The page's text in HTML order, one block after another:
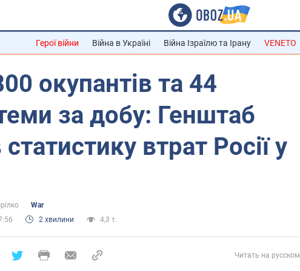
Герої війни Війна в Україні Війна Ізраїлю та Ірану VENETO
окупантів та 44
за добу: Генштаб
втрат Росії у
War
2 хвилини 4,3 т.
Читать на русском